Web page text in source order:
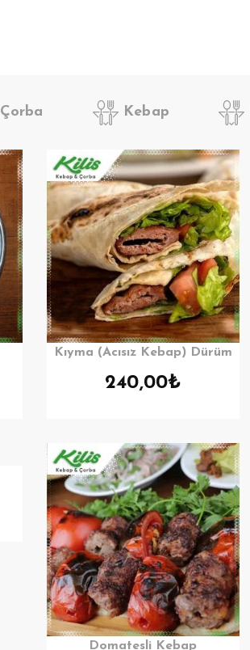
Çorba Kebap
Kıyma (Acısız Kebap) Dürüm
240,00₺
Domatesli Kebap